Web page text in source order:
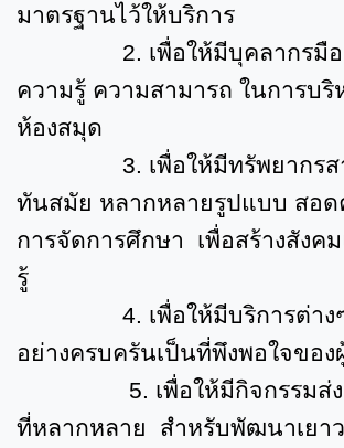
มาตรฐานไว้ให้บริการ
2. เพื่อให้มีบุคลากรมื
ความรู้ ความสามารถ ในการบริ
ห้องสมุด
3. เพื่อให้มีทรัพยากร
ทันสมัย หลากหลายรูปแบบ สอด
การจัดการศึกษา เพื่อสร้างสังค
รู้
4. เพื่อให้มีบริการต่าง
อย่างครบครันเป็นที่พึงพอใจของ
5. เพื่อให้มีกิจกรรมส่
ที่หลากหลาย สำหรับพัฒนาเยา